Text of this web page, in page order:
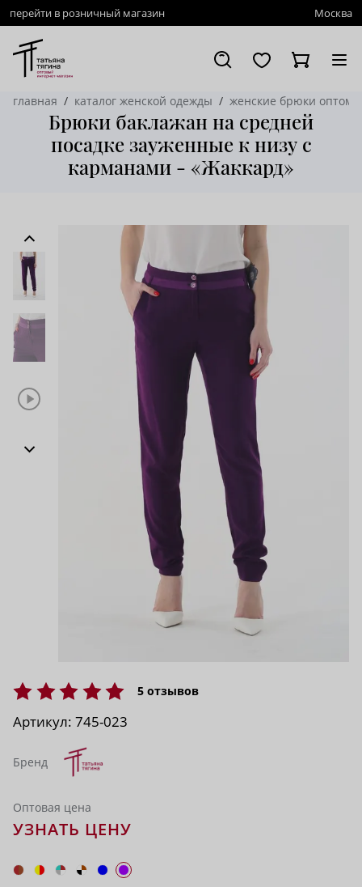
перейти в розничный магазин Москва
главная каталог женской одежды женские брюки оптом
Брюки баклажан на средней
посадке зауженные к низу с
карманами - «Жаккард»
5 отзывов
Артикул: 745-023
Бренд
Оптовая цена
УЗНАТЬ ЦЕНУ